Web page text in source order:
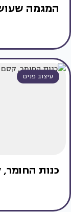
המגמה
עיצוב פנים
כנות